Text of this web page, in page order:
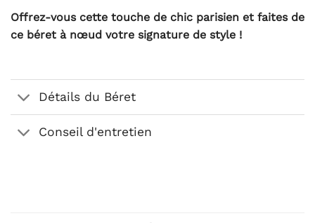
Offrez-vous cette touche de chic parisien et faites de
ce béret à nœud votre signature de style !
Détails du Béret
Conseil d'entretien